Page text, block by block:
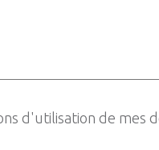
d'utilisation de mes